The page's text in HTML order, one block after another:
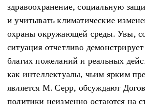
здравоохранение, социальную
и учитывать климатические
охраны окружающей среды. Увы,
ситуация отчетливо
благих пожеланий и реальных
как интеллектуалы, чьим ярким
является М. Серр, обсуждают
политики неизменно остаются на